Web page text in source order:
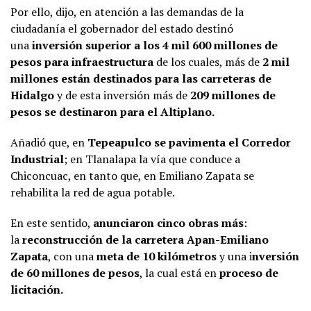
Por ello, dijo, en atención a las demandas de la
ciudadanía el gobernador del estado destinó
unainversión superior a los 4 mil 600 millones de
pesos para infraestructura de los cuales, más de 2 mil
millones están destinados para las carreteras de
Hidalgoy de esta inversión más de 209 millones de
pesos se destinaron para el Altiplano.
Añadió que, en Tepeapulco se pavimenta el Corredor
Industrial; en Tlanalapa la vía que conduce a
Chiconcuac, en tanto que, en Emiliano Zapata se
rehabilita la red de agua potable.
En este sentido, anunciaron cinco obras más:
lareconstrucción de la carretera Apan-Emiliano
Zapata, con unameta de 10 kilómetrosy una inversión
de 60 millones de pesos, la cual está enproceso de
licitación.